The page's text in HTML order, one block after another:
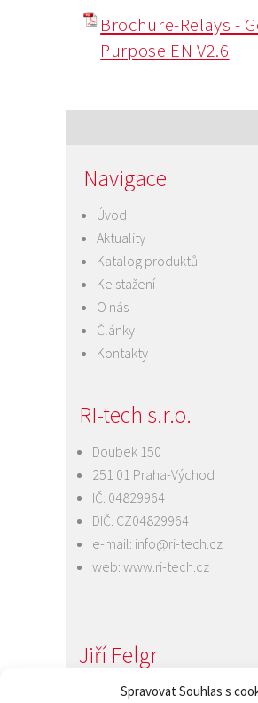
Spravovat Souhlas s
Brochure-Relays -
Purpose EN V2.6
Navigace
Úvod
Aktuality
Katalog produktů
Ke stažení
O nás
Články
Kontakty
RI-tech s.r.o.
Doubek 150
251 01 Praha-Východ
IČ: 04829964
DIČ: CZ04829964
e-mail: info@ri-tech.cz
web: www.ri-tech.cz
Jiří Felgr
Jednatel společnosti